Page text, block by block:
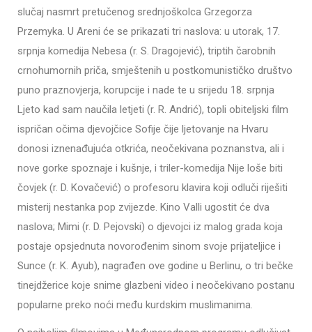
slučaj nasmrt pretučenog srednjoškolca Grzegorza
Przemyka. U Areni će se prikazati tri naslova: u utorak, 17.
srpnja komedija Nebesa (r. S. Dragojević), triptih čarobnih
crnohumornih priča, smještenih u postkomunističko društvo
puno praznovjerja, korupcije i nade te u srijedu 18. srpnja
Ljeto kad sam naučila letjeti (r. R. Andrić), topli obiteljski film
ispričan očima djevojčice Sofije čije ljetovanje na Hvaru
donosi iznenađujuća otkrića, neočekivana poznanstva, ali i
nove gorke spoznaje i kušnje, i triler-komedija Nije loše biti
čovjek (r. D. Kovačević) o profesoru klavira koji odluči riješiti
misterij nestanka pop zvijezde. Kino Valli ugostit će dva
naslova; Mimi (r. D. Pejovski) o djevojci iz malog grada koja
postaje opsjednuta novorođenim sinom svoje prijateljice i
Sunce (r. K. Ayub), nagrađen ove godine u Berlinu, o tri bečke
tinejdžerice koje snime glazbeni video i neočekivano postanu
popularne preko noći među kurdskim muslimanima.